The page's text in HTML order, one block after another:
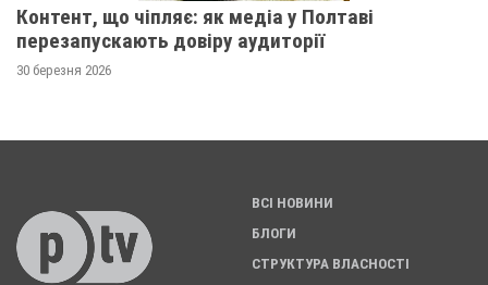
Контент, що чіпляє: як медіа у Полтаві
перезапускають довіру аудиторії
30 березня 2026
ВСІ НОВИНИ
БЛОГИ
СТРУКТУРА ВЛАСНОСТІ